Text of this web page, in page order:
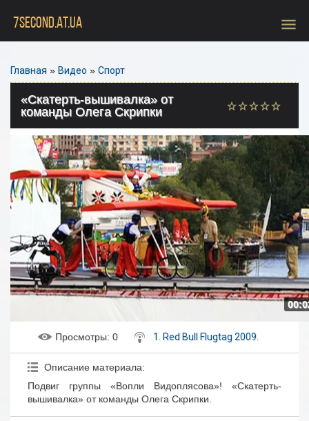
7SECOND.AT.UA menu
Главная » Видео » Спорт
«Скатерть-вышивалка» от
команды Олега Скрипки
Просмотры: 0 1. Red Bull Flugtag 2009.
Описание материала:
Подвиг группы «Вопли Видоплясова»! «Скатерть-
вышивалка» от команды Олега Скрипки.